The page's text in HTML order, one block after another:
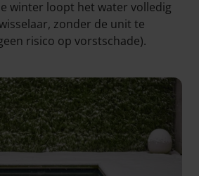
winter loopt het water volledig
zonder de unit te
risico op vorstschade).